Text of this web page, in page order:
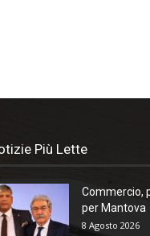
Più Lette
Commercio,
per Mantova
8 Agosto 2026